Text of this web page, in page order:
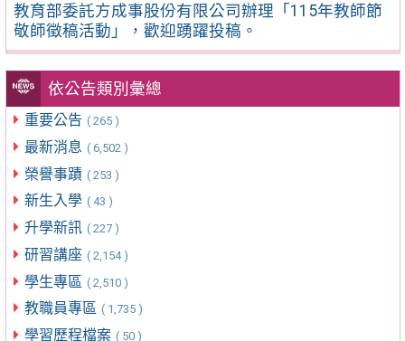
教育部委託方成事股份有限公司辦理「115年教師節
敬師徵稿活動」，歡迎踴躍投稿。
依公告類別彙總
重要公告 ( 265 )
最新消息 ( 6,502 )
榮譽事蹟 ( 253 )
新生入學 ( 43 )
升學新訊 ( 227 )
研習講座 ( 2,154 )
學生專區 ( 2,510 )
教職員專區 ( 1,735 )
學習歷程檔案 ( 50 )